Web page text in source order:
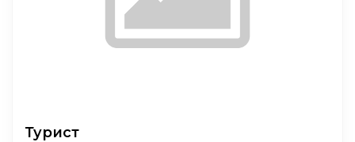
Турист